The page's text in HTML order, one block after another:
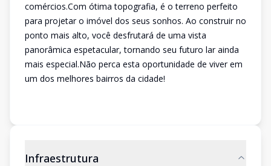
comércios.Com ótima topografia, é o terreno perfeito
para projetar o imóvel dos seus sonhos. Ao construir no
ponto mais alto, você desfrutará de uma vista
panorâmica espetacular, tornando seu futuro lar ainda
mais especial.Não perca esta oportunidade de viver em
um dos melhores bairros da cidade!
Infraestrutura